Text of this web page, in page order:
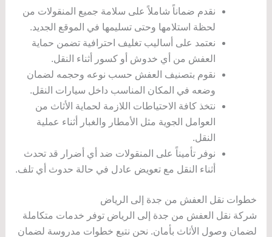
نقدم ضماناً شاملاً على سلامة جميع المنقولات من
لحظة استلامها وحتى تسليمها في الموقع الجديد.
نعتمد على أساليب تغليف احترافية تضمن حماية
العفش من أي خدوش أو كسور أثناء النقل.
نقوم بتصنيف العفش حسب نوعه وحجمه لضمان
وضعه في المكان المناسب داخل سيارات النقل.
نتخذ كافة الاحتياطات اللازمة لحماية الأثاث من
العوامل الجوية مثل الأمطار والغبار أثناء عملية
النقل.
نوفر تأميناً على المنقولات ضد أي أضرار قد تحدث
أثناء النقل مع تعويض عادل في حالة حدوث أي تلف.
خطوات نقل العفش من جدة إلى الرياض
شركة نقل العفش من جدة إلى الرياض توفر خدمات متكاملة
لضمان وصول الأثاث بأمان. نحن نتبع خطوات مدروسة لضمان